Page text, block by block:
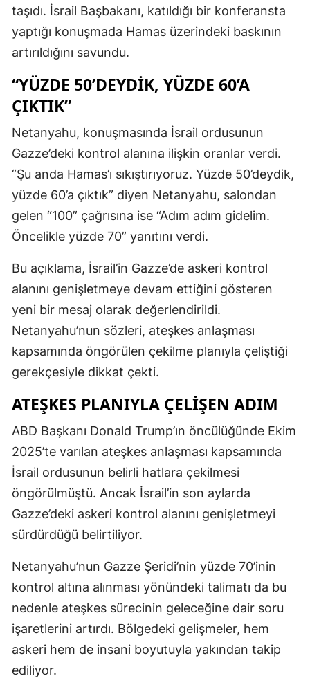
taşıdı. İsrail Başbakanı, katıldığı bir konferansta
yaptığı konuşmada Hamas üzerindeki baskının
artırıldığını savundu.
“YÜZDE 50’DEYDIK, YÜZDE 60’A
ÇIKTIK”
Netanyahu, konuşmasında İsrail ordusunun
Gazze’deki kontrol alanına ilişkin oranlar verdi.
“Şu anda Hamas’ı sıkıştırıyoruz. Yüzde 50’deydik,
yüzde 60’a çıktık” diyen Netanyahu, salondan
gelen “100” çağrısına ise “Adım adım gidelim.
Öncelikle yüzde 70” yanıtını verdi.
Bu açıklama, İsrail’in Gazze’de askeri kontrol
alanını genişletmeye devam ettiğini gösteren
yeni bir mesaj olarak değerlendirildi.
Netanyahu’nun sözleri, ateşkes anlaşması
kapsamında öngörülen çekilme planıyla çeliştiği
gerekçesiyle dikkat çekti.
ATEŞKES PLANIYLA ÇELIŞEN ADIM
ABD Başkanı Donald Trump’ın öncülüğünde Ekim
2025’te varılan ateşkes anlaşması kapsamında
İsrail ordusunun belirli hatlara çekilmesi
öngörülmüştü. Ancak İsrail’in son aylarda
Gazze’deki askeri kontrol alanını genişletmeyi
sürdürdüğü belirtiliyor.
Netanyahu’nun Gazze Şeridi’nin yüzde 70’inin
kontrol altına alınması yönündeki talimatı da bu
nedenle ateşkes sürecinin geleceğine dair soru
işaretlerini artırdı. Bölgedeki gelişmeler, hem
askeri hem de insani boyutuyla yakından takip
ediliyor.